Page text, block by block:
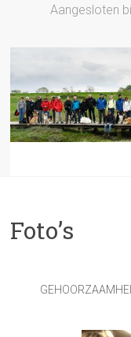
Aangesloten
Foto’s